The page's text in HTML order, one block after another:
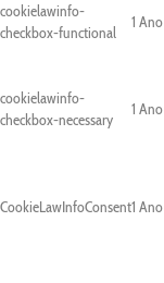
cookielawinfo-
checkbox-functional
1 Ano
cookielawinfo-
checkbox-necessary
1 Ano
CookieLawInfoConsent1 Ano